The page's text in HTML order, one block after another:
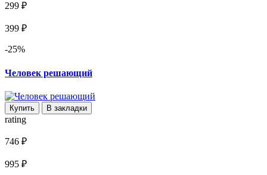
299 ₽
399 ₽
-25%
Человек решающий
Купить В закладки
rating
746 ₽
995 ₽